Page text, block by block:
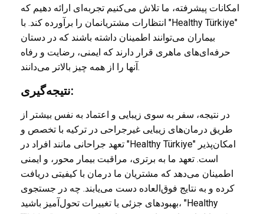
امکانات پیشرفته، ما تلاش می‌کنیم تجربه‌ای ارائه دهیم که
انتظارات مشتریانمان را برآورده کند. با "Healthy Türkiye"
بیماران می‌توانند اطمینان داشته باشند که در دستان
حرفه‌ای‌های ماهری قرار دارند که ایمنی، رضایت و رفاه
آنها را از همه چیز بالاتر می‌دانند.
نتیجه‌گیری:
در نتیجه، سفر به سوی زیبایی و اعتماد به نفس بیشتر از
طریق درمان‌های زیبایی غیرجراحی در ترکیه با تخصص و
تعهد جراحانی مانند افراد در "Healthy Türkiye" امکان‌پذیر
است. تعهد ما به برتری، مراقبت بیمار محور، و ایمنی
اطمینان می‌دهد که مشتریان ما درمان با کیفیتی دریافت
کرده و به نتایج فوق‌العاده دست می‌یابند. چه در جستجوی
بهبودهای جزئی یا تغییرات تحول‌آمیز باشید، "Healthy